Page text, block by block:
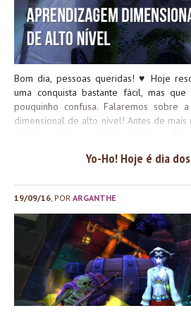
Bom dia, pessoas queridas! ♥ Hoje
uma conquista bastante fácil, mas
pouquinho confusa. Falaremos sobre
dimensional de alto nível! Antes de mais
A Conquista Ler os sete capítulos do livro
de se preocupar e ir nas coordenadas
preciso ressaltar alguns pontos
bastante tempo na sua busca.
total de 7 livros, sendo que cada um
dia da semana. Veja no mapa abaixo
cada um em Azsuna, em seguida, um
um deles. Capítulo 1 – Domingo Fendas...
Yo-Ho! Hoje é dia
19/09/16, POR ARGANTHE